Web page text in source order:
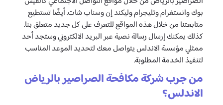
بوك وانستغرام وتليجرام وليكند إن وسناب شات. أيضًا تستطيع
متابعتنا من خلال هذه المواقع للتعرف على كل جديد متعلق بنا.
كذلك يمكنك إرسال رسالة نصية عبر البريد الالكتروني وستجد أحد
ممثلي مؤسسة الاندلس يتواصل معك لتحديد الموعد المناسب
لتنفيذ الخدمة المطلوبة.
من جرب شركة مكافحة الصراصير بالرياض
الاندلس؟